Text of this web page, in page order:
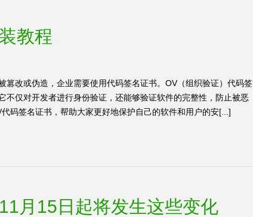
教程
篡改或伪造，企业需要使用代码签名证书。OV（组织验证）代码签
不仅对开发者进行身份验证，还能够验证软件的完整性，防止被恶
码签名证书，帮助大家更好地保护自己的软件和用户的安[...]
月15日起将发生这些变化